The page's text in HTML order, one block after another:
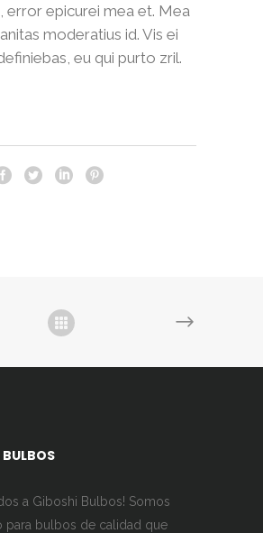
error epicurei mea et. Mea
moderatius id. Vis ei
eu qui purto zril.
a Giboshi Bulbos! Somos
para bulbos de calidad que